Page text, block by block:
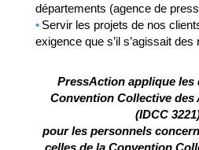
départements (agence de
•Servir les projets de nos
exigence que s’il s’agissait des
PressAction applique
Convention Collective des
(IDCC
pour les personnels
celles de la Convention